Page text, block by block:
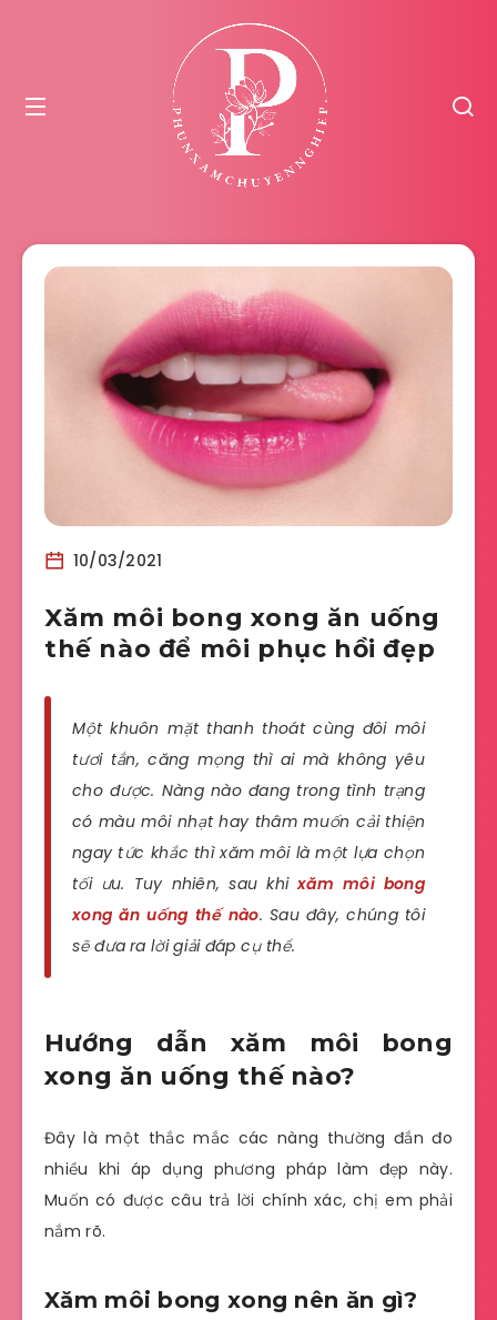
10/03/2021
Xăm môi bong xong ăn uống
thế nào để môi phục hồi đẹp
Một khuôn mặt thanh thoát cùng đôi môi
tươi tắn, căng mọng thì ai mà không yêu
cho được. Nàng nào đang trong tình trạng
có màu môi nhạt hay thâm muốn cải thiện
ngay tức khắc thì xăm môi là một lựa chọn
tối ưu. Tuy nhiên, sau khixăm môi bong
xong ăn uống thế nào. Sau đây, chúng tôi
sẽ đưa ra lời giải đáp cụ thể.
Hướng dẫn xăm môi bong
xong ăn uống thế nào?
Đây là một thắc mắc các nàng thường đắn đo
nhiều khi áp dụng phương pháp làm đẹp này.
Muốn có được câu trả lời chính xác, chị em phải
nắm rõ.
Xăm môi bong xong nên ăn gì?